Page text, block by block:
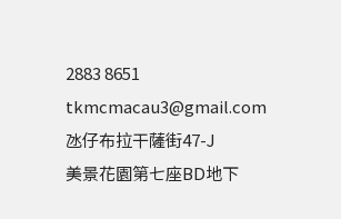
2883 8651
tkmcmacau3@gmail.com
氹仔布拉干薩街47-J
美景花園第七座BD地下